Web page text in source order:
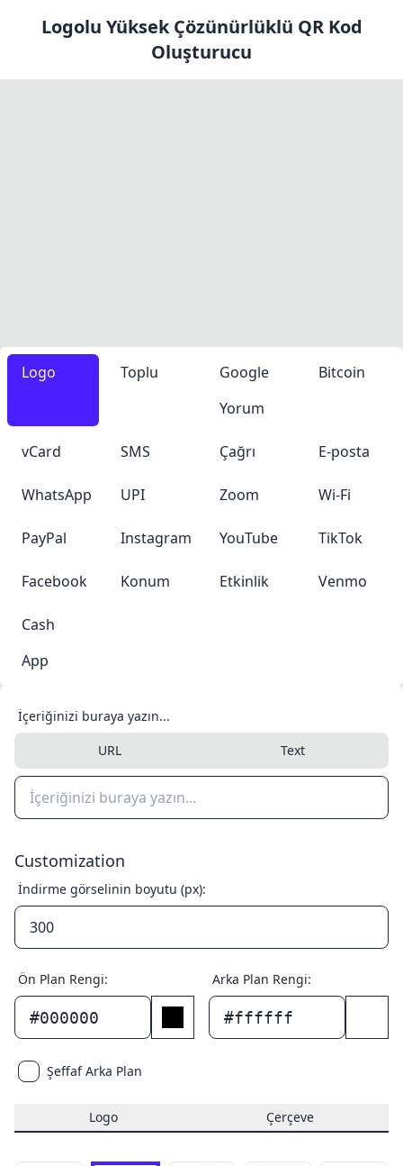
Logolu Yüksek Çözünürlüklü QR Kod
Oluşturucu
Logo Toplu
Google
Yorum
Bitcoin
vCard SMS Çağrı E-posta
WhatsApp UPI Zoom Wi-Fi
PayPal Instagram YouTube TikTok
Facebook Konum Etkinlik Venmo
Cash
App
İçeriğinizi buraya yazın...
URL
Text
Customization
İndirme görselinin boyutu (px):
Ön Plan Rengi:
#000000
Arka Plan Rengi:
#ffffff
Şeffaf Arka Plan
Logo Çerçeve